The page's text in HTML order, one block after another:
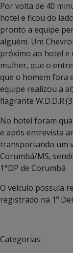
Por volta de 40
hotel e ficou do
pronto a equipe
alguém. Um
próximo ao hotel e
mulher, que o
que o homem fora
equipe realizou a
flagrante
No hotel foram
e após entrevista
transportando um
Corumbá/MS,
1°DP de Corumbá
O veículo possuía
registrado na 1º
Categorias :